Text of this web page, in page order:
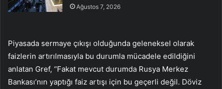
Ağustos 7, 2026
Piyasada sermaye çıkışı olduğunda geleneksel olarak
faizlerin artırılmasıyla bu durumla mücadele edildiğini
anlatan Gref, “Fakat mevcut durumda Rusya Merkez
Bankası’nın yaptığı faiz artışı için bu geçerli değil. Döviz